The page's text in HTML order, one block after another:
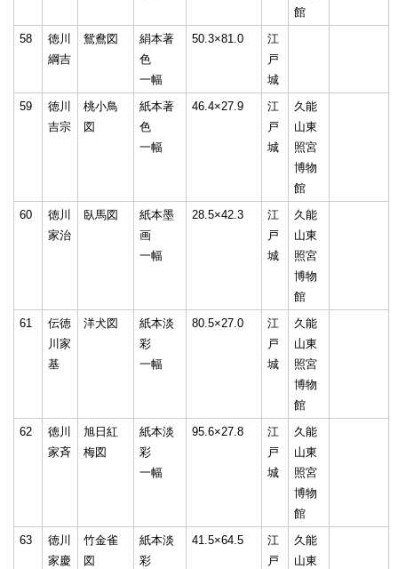
館
58
徳川
綱吉
鴛鴦図
絹本著
色
一幅
50.3×81.0
江
戸
城
59
徳川
吉宗
桃小鳥
図
紙本著
色
一幅
46.4×27.9
江
戸
城
久能
山東
照宮
博物
館
60
徳川
家治
臥馬図
紙本墨
画
一幅
28.5×42.3
江
戸
城
久能
山東
照宮
博物
館
61
伝徳
川家
基
洋犬図
紙本淡
彩
一幅
80.5×27.0
江
戸
城
久能
山東
照宮
博物
館
62
徳川
家斉
旭日紅
梅図
紙本淡
彩
一幅
95.6×27.8
江
戸
城
久能
山東
照宮
博物
館
63
徳川
家慶
竹金雀
図
紙本淡
彩
41.5×64.5
江
戸
久能
山東